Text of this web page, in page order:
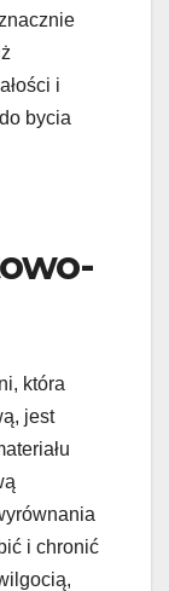
i
bycia
która
jest
i chronić